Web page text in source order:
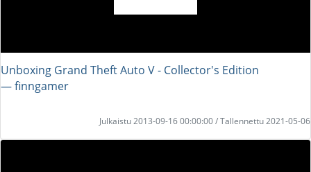
Unboxing Grand Theft Auto V - Collector's Edition
― finngamer
Julkaistu 2013-09-16 00:00:00 / Tallennettu 2021-05-06